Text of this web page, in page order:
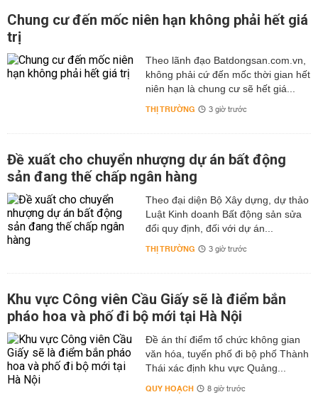
Chung cư đến mốc niên hạn không phải hết giá
trị
Theo lãnh đạo Batdongsan.com.vn,
không phải cứ đến mốc thời gian hết
niên hạn là chung cư sẽ hết giá...
THỊ TRƯỜNG 3 giờ trước
Đề xuất cho chuyển nhượng dự án bất động
sản đang thế chấp ngân hàng
Theo đại diện Bộ Xây dựng, dự thảo
Luật Kinh doanh Bất động sản sửa
đổi quy định, đối với dự án...
THỊ TRƯỜNG 3 giờ trước
Khu vực Công viên Cầu Giấy sẽ là điểm bắn
pháo hoa và phố đi bộ mới tại Hà Nội
Đề án thí điểm tổ chức không gian
văn hóa, tuyến phố đi bộ phố Thành
Thái xác định khu vực Quảng...
QUY HOẠCH 8 giờ trước